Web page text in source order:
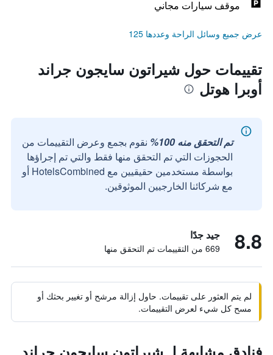
موقف سيارات مجاني
عرض جميع وسائل الراحة وعددها 125
تقييمات حول شيراتون سايجون جراند
أوبرا هوتل
تم التحقق منه 100%
نقوم بجمع وعرض التقييمات من
الحجوزات التي تم التحقق منها فقط والتي تم إجراؤها
بواسطة مستخدمين حقيقيين مع HotelsCombined أو
مع شركائنا الخارجيين الموثوقين.
8.8 جيد جدًا
669 من التقييمات تم التحقق منها
لم يتم العثور على تقييمات. حاول إزالة مرشح أو تغيير بحثك أو
مسح كل شيء لعرض التقييمات.